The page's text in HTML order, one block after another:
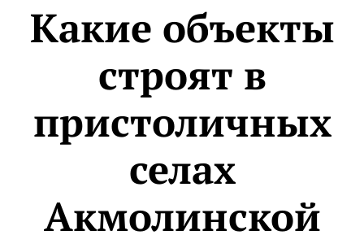
Какие объекты
строят в
пристоличных
селах
Акмолинской